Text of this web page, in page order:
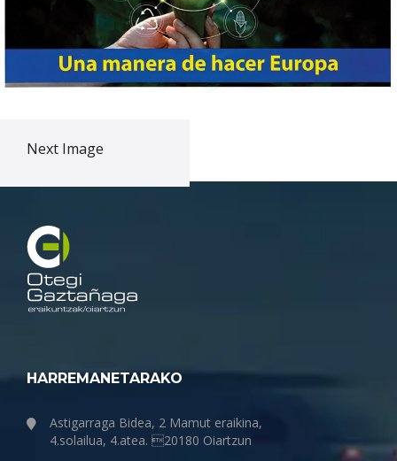
Next Image
HARREMANETARAKO
Astigarraga Bidea, 2 Mamut eraikina,
4.solailua, 4.atea. 20180 Oiartzun